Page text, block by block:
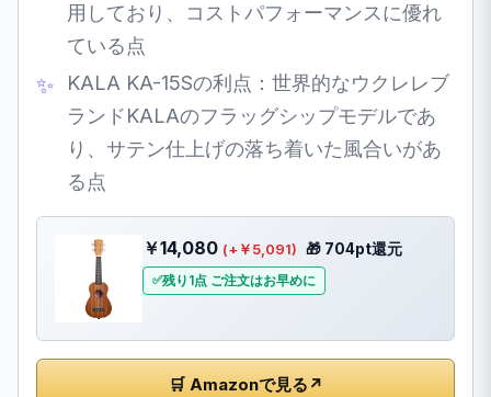
用しており、コストパフォーマンスに優れ
ている点
KALA KA-15Sの利点：世界的なウクレレブ
ランドKALAのフラッグシップモデルであ
り、サテン仕上げの落ち着いた風合いがあ
る点
￥14,080 (+￥5,091) 🎁 704pt還元
残り1点 ご注文はお早めに
🛒 Amazonで見る ↗